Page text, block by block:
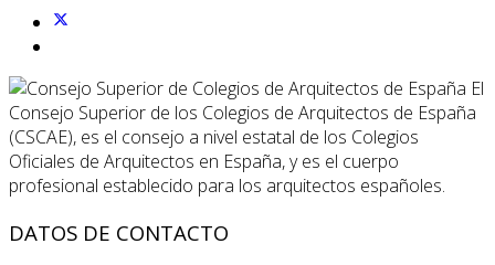
El
Consejo Superior de los Colegios de Arquitectos de España
(CSCAE), es el consejo a nivel estatal de los Colegios
Oficiales de Arquitectos en España, y es el cuerpo
profesional establecido para los arquitectos españoles.
DATOS DE CONTACTO